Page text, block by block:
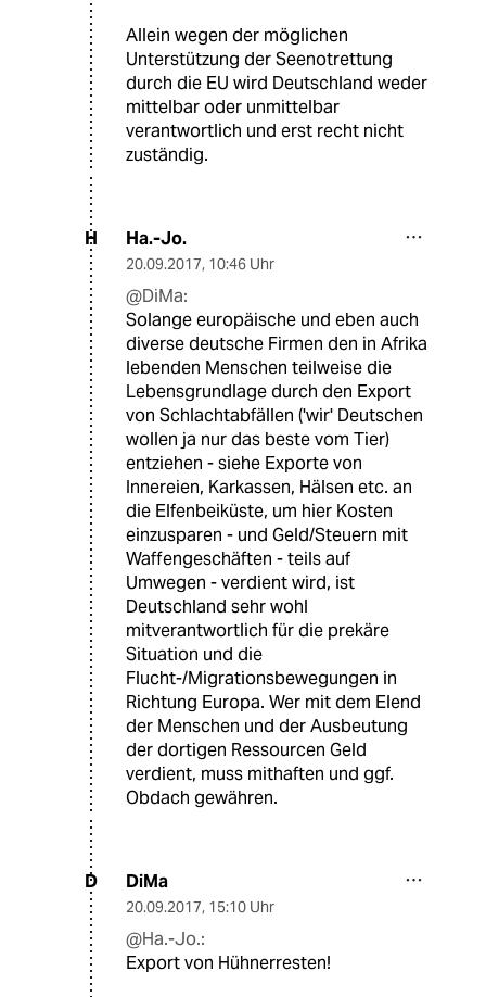
Allein wegen der möglichen
Unterstützung der Seenotrettung
durch die EU wird Deutschland weder
mittelbar oder unmittelbar
verantwortlich und erst recht nicht
zuständig.
H Ha.-Jo.
20.09.2017, 10:46 Uhr
@DiMa:
Solange europäische und eben auch
diverse deutsche Firmen den in Afrika
lebenden Menschen teilweise die
Lebensgrundlage durch den Export
von Schlachtabfällen ('wir' Deutschen
wollen ja nur das beste vom Tier)
entziehen - siehe Exporte von
Innereien, Karkassen, Hälsen etc. an
die Elfenbeiküste, um hier Kosten
einzusparen - und Geld/Steuern mit
Waffengeschäften - teils auf
Umwegen - verdient wird, ist
Deutschland sehr wohl
mitverantwortlich für die prekäre
Situation und die
Flucht-/Migrationsbewegungen in
Richtung Europa. Wer mit dem Elend
der Menschen und der Ausbeutung
der dortigen Ressourcen Geld
verdient, muss mithaften und ggf.
Obdach gewähren.
D DiMa
20.09.2017, 15:10 Uhr
@Ha.-Jo.:
Export von Hühnerresten!